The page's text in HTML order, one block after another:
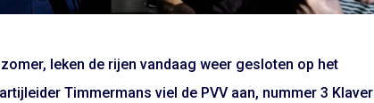
leken de rijen vandaag weer gesloten op het
Timmermans viel de PVV aan, nummer 3 Klaver